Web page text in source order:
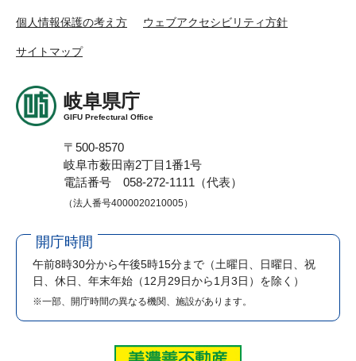
個人情報保護の考え方 ウェブアクセシビリティ方針
サイトマップ
岐阜県庁
GIFU Prefectural Office
〒500-8570
岐阜市薮田南2丁目1番1号
電話番号 058-272-1111（代表）
（法人番号4000020210005）
開庁時間
午前8時30分から午後5時15分まで （土曜日、日曜日、祝
日、休日、年末年始（12月29日から1月3日）を除く）
※一部、開庁時間の異なる機関、施設があります。